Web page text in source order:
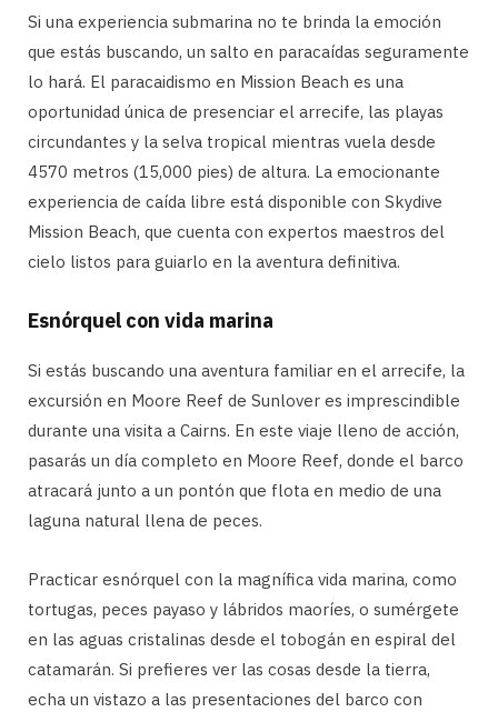
Si una experiencia submarina no te brinda la emoción
que estás buscando, un salto en paracaídas seguramente
lo hará. El paracaidismo en Mission Beach es una
oportunidad única de presenciar el arrecife, las playas
circundantes y la selva tropical mientras vuela desde
4570 metros (15,000 pies) de altura. La emocionante
experiencia de caída libre está disponible con Skydive
Mission Beach, que cuenta con expertos maestros del
cielo listos para guiarlo en la aventura definitiva.
Esnórquel con vida marina
Si estás buscando una aventura familiar en el arrecife, la
excursión en Moore Reef de Sunlover es imprescindible
durante una visita a Cairns. En este viaje lleno de acción,
pasarás un día completo en Moore Reef, donde el barco
atracará junto a un pontón que flota en medio de una
laguna natural llena de peces.
Practicar esnórquel con la magnífica vida marina, como
tortugas, peces payaso y lábridos maoríes, o sumérgete
en las aguas cristalinas desde el tobogán en espiral del
catamarán. Si prefieres ver las cosas desde la tierra,
echa un vistazo a las presentaciones del barco con